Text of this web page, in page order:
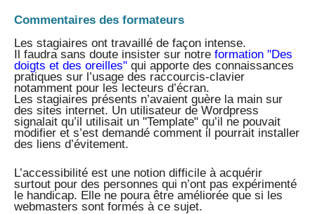
Commentaires des formateurs
Les stagiaires ont travaillé de façon intense.
Il faudra sans doute insister sur notre formation "Des
doigts et des oreilles" qui apporte des connaissances
pratiques sur l’usage des raccourcis-clavier
notamment pour les lecteurs d’écran.
Les stagiaires présents n’avaient guère la main sur
des sites internet. Un utilisateur de Wordpress
signalait qu’il utilisait un "Template" qu’il ne pouvait
modifier et s’est demandé comment il pourrait installer
des liens d’évitement.
L’accessibilité est une notion difficile à acquérir
surtout pour des personnes qui n’ont pas expérimenté
le handicap. Elle ne poura être améliorée que si les
webmasters sont formés à ce sujet.